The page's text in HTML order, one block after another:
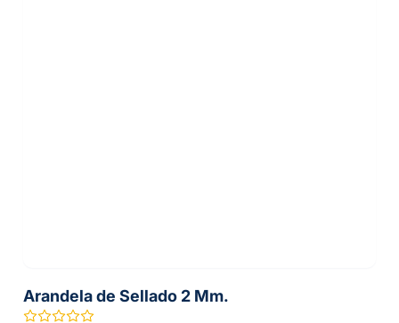
Arandela de Sellado 2 Mm.